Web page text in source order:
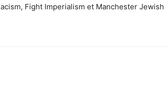
Fight Imperialism et Manchester Jewish